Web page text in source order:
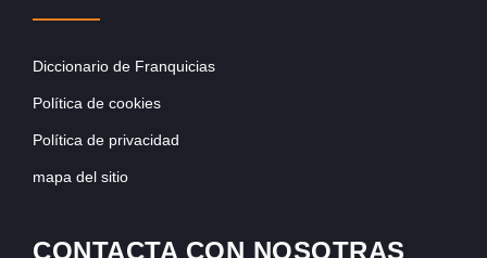
Diccionario de Franquicias
Política de cookies
Política de privacidad
mapa del sitio
CONTACTA CON NOSOTRAS